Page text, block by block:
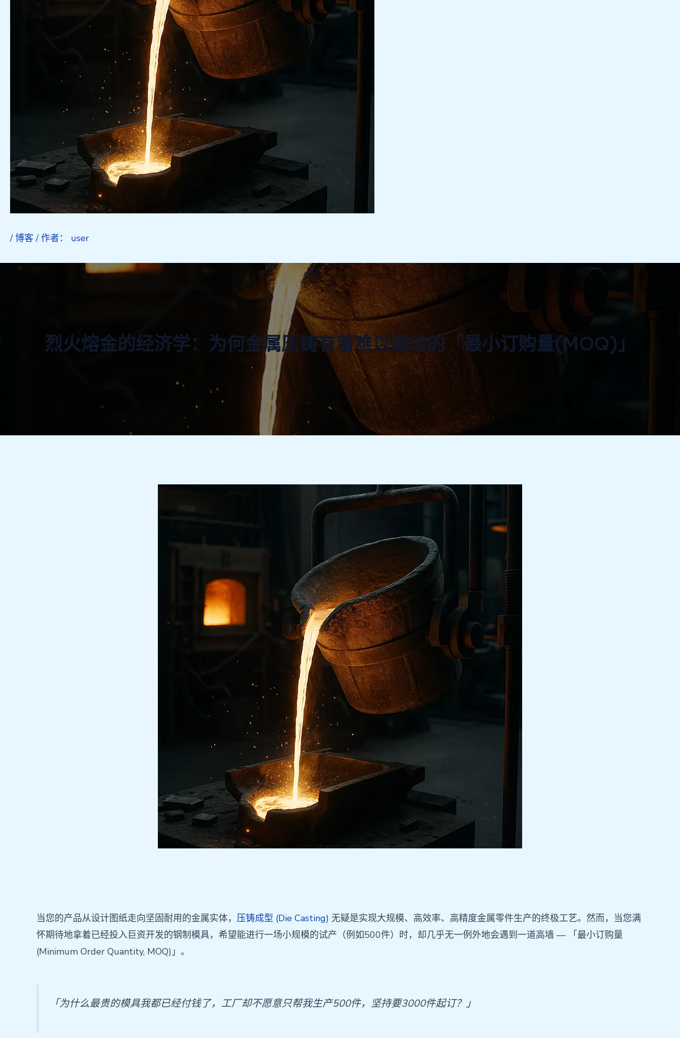
/博客/ 作者： user
烈火熔金的经济学：为何金属压铸有着难以撼动的「最小订购量(MOQ)」
当您的产品从设计图纸走向坚固耐用的金属实体， 压铸成型 (Die Casting) 无疑是实现大规模、高效率、高精度金属零件生产的终极工艺。然而，当您满
怀期待地拿着已经投入巨资开发的钢制模具，希望能进行一场小规模的试产（例如500件）时，却几乎无一例外地会遇到一道高墙 — 「最小订购量
(Minimum Order Quantity, MOQ)」。
「为什么最贵的模具我都已经付钱了，工厂却不愿意只帮我生产500件，坚持要3000件起订？」